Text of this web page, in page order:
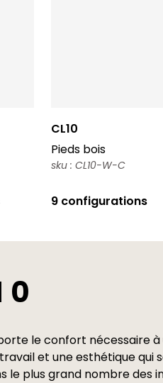
CL10
Pieds bois
sku : CL10-W-C
9 configurations
le confort nécessaire à
et une esthétique qui
le plus grand nombre des